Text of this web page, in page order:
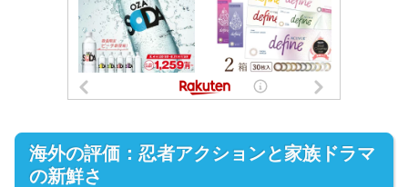
海外の評価：忍者アクションと家族ドラマ
の新鮮さ